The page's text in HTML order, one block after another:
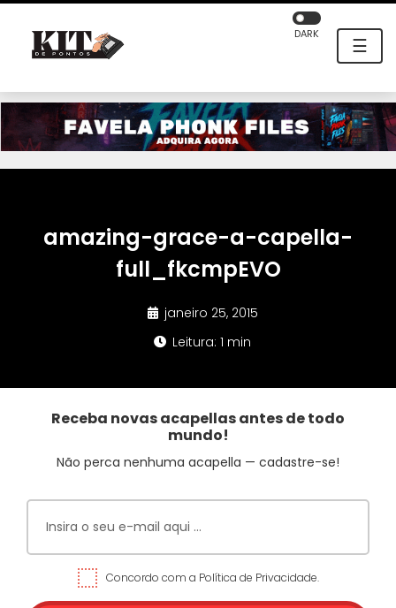
☰
DARK
amazing-grace-a-capella-
full_fkcmpEVO
janeiro 25, 2015
Leitura: 1 min
Receba novas acapellas antes de todo
mundo!
Não perca nenhuma acapella — cadastre-se!
Concordo com a Política de Privacidade.